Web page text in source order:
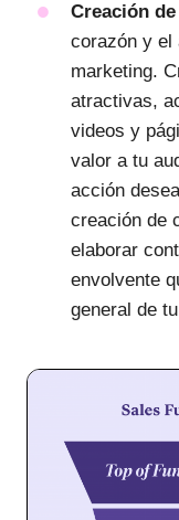
Creación
corazón y el
marketing.
atractivas,
videos y
valor a tu
acción
creación de
elaborar
envolvente
general de